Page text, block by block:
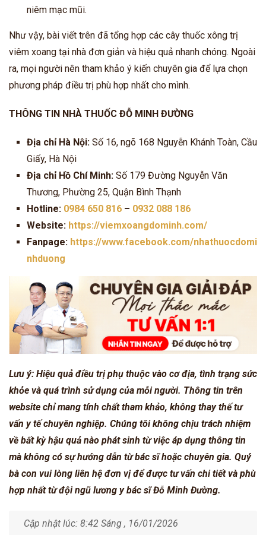
niêm mạc mũi.
Như vậy, bài viết trên đã tổng hợp các cây thuốc xông trị
viêm xoang tại nhà đơn giản và hiệu quả nhanh chóng. Ngoài
ra, mọi người nên tham khảo ý kiến chuyên gia để lựa chọn
phương pháp điều trị phù hợp nhất cho mình.
THÔNG TIN NHÀ THUỐC ĐỖ MINH ĐƯỜNG
Địa chỉ Hà Nội: Số 16, ngõ 168 Nguyễn Khánh Toàn, Cầu
Giấy, Hà Nội
Địa chỉ Hồ Chí Minh: Số 179 Đường Nguyễn Văn
Thương, Phường 25, Quận Bình Thạnh
Hotline: 0984 650 816 – 0932 088 186
Website: https://viemxoangdominh.com/
Fanpage: https://www.facebook.com/nhathuocdomi
nhduong
Lưu ý: Hiệu quả điều trị phụ thuộc vào cơ địa, tình trạng sức
khỏe và quá trình sử dụng của mỗi người. Thông tin trên
website chỉ mang tính chất tham khảo, không thay thế tư
vấn y tế chuyên nghiệp. Chúng tôi không chịu trách nhiệm
về bất kỳ hậu quả nào phát sinh từ việc áp dụng thông tin
mà không có sự hướng dẫn từ bác sĩ hoặc chuyên gia. Quý
bà con vui lòng liên hệ đơn vị để được tư vấn chi tiết và phù
hợp nhất từ đội ngũ lương y bác sĩ Đỗ Minh Đường.
Cập nhật lúc: 8:42 Sáng , 16/01/2026